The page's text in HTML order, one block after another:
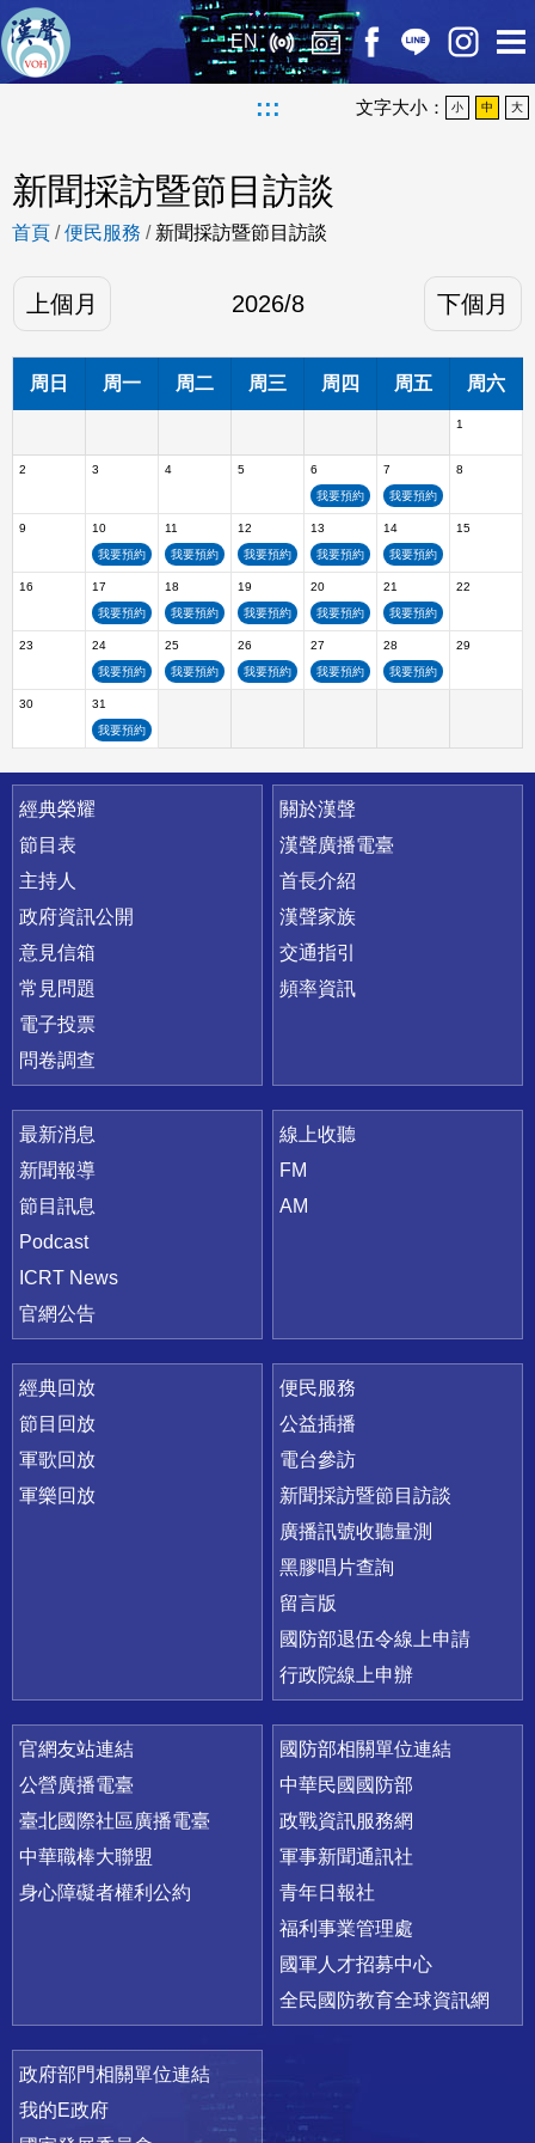
EN
::: 文字大小： 小 中 大
新聞採訪暨節目訪談
首頁 /便民服務 / 新聞採訪暨節目訪談
上個月 2026/8 下個月
周日 周一 周二 周三 周四 周五 周六
1
2 3 4 5 6 7
8
我要預約
我要預約
9 10 11 12 13 14
15
我要預約
我要預約 我要預約 我要預約 我要預約
16 17 18 19 20 21
22
我要預約
我要預約 我要預約 我要預約 我要預約
23 24 25 26 27 28
29
我要預約
我要預約 我要預約 我要預約 我要預約
30
31
我要預約
快速連結
經典榮耀
節目表
主持人
政府資訊公開
意見信箱
常見問題
電子投票
問卷調查
關於漢聲
漢聲廣播電臺
首長介紹
漢聲家族
交通指引
頻率資訊
最新消息
新聞報導
節目訊息
Podcast
ICRT News
官網公告
線上收聽
FM
AM
經典回放
節目回放
軍歌回放
軍樂回放
便民服務
公益插播
電台參訪
新聞採訪暨節目訪談
廣播訊號收聽量測
黑膠唱片查詢
留言版
國防部退伍令線上申請
行政院線上申辦
官網友站連結
公營廣播電臺
臺北國際社區廣播電臺
中華職棒大聯盟
身心障礙者權利公約
國防部相關單位連結
中華民國國防部
政戰資訊服務網
軍事新聞通訊社
青年日報社
福利事業管理處
國軍人才招募中心
全民國防教育全球資訊網
政府部門相關單位連結
我的E政府